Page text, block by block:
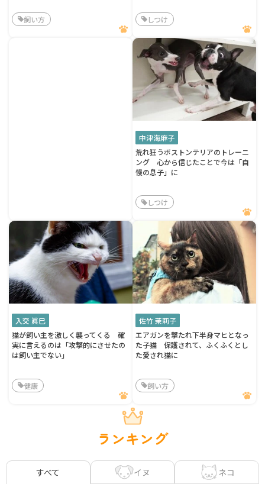
飼い方 しつけ
中津海麻子
荒れ狂うボストンテリアのトレーニ
ング 心から信じたことで今は「自
慢の息子」に
しつけ
入交 眞巳
猫が飼い主を激しく襲ってくる 確
実に言えるのは「攻撃的にさせたの
は飼い主でない」
健康
佐竹 茉莉子
エアガンを撃たれ下半身マヒとなっ
た子猫 保護されて、ふくふくとし
た愛され猫に
飼い方
ランキング
すべて イヌ ネコ